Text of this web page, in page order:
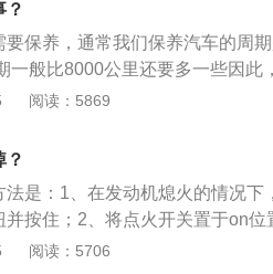
仪表盘黄灯括号感叹号）：这个
的气压不足，要到轮胎店或者
告灯（黄色的齿轮，仪表盘黄灯
变速箱存在故障或变速箱润滑油
？
要保养，通常我们保养汽车的周
一般比8000公里还要多一些因此
“小扳手”标志消除掉，因此，如
按住里程表边上的操作杆5—10秒
。这个过程要一直按着操作杆
清除，如果没有清除，按相同的
阅读：5869
？
是：1、在发动机熄火的情况下
按住；2、将点火开关置于on位
service标志；3、拉出时钟上的
阅读：5706